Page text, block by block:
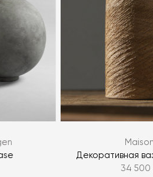
персональных данных
Декоративная
34 500